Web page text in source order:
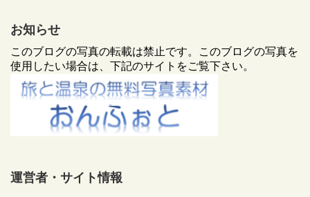
お知らせ
このブログの写真の転載は禁止です。このブログの写真を
使用したい場合は、下記のサイトをご覧下さい。
運営者・サイト情報